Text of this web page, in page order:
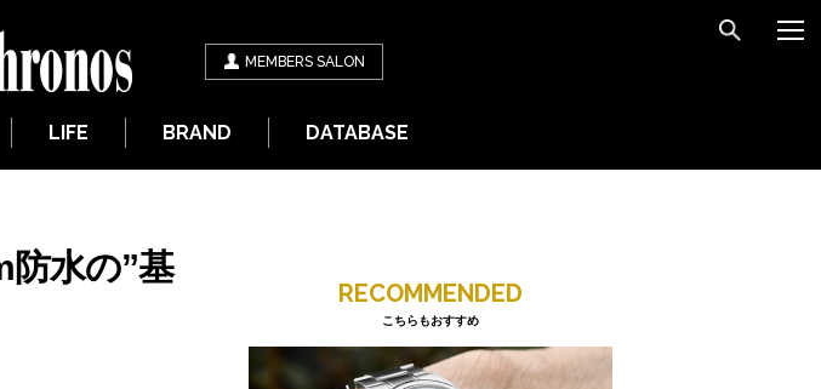
MEMBERS SALON
LIFE BRAND DATABASE
水の”基
RECOMMENDED
こちらもおすすめ